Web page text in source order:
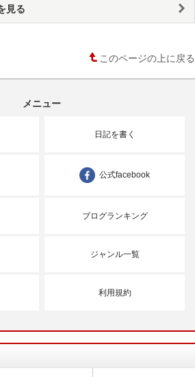
見る
このページの上に戻る
メニュー
日記を書く
公式facebook
ブログランキング
ジャンル一覧
利用規約